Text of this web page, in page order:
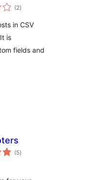
(2toplam
puan
)
in CSV
is
fields and
(5toplam
puan
)